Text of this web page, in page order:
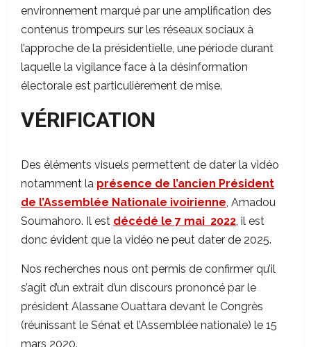
environnement marqué par une amplification des
contenus trompeurs sur les réseaux sociaux à
l’approche de la présidentielle, une période durant
laquelle la vigilance face à la désinformation
électorale est particulièrement de mise.
VÉRIFICATION
Des éléments visuels permettent de dater la vidéo
notamment la présence de l’ancien Président
de l’Assemblée Nationale ivoirienne, Amadou
Soumahoro. Il est décédé le 7 mai 2022, il est
donc évident que la vidéo ne peut dater de 2025.
Nos recherches nous ont permis de confirmer qu’il
s’agit d’un extrait d’un discours prononcé par le
président Alassane Ouattara devant le Congrès
(réunissant le Sénat et l’Assemblée nationale) le 15
mars 2020.